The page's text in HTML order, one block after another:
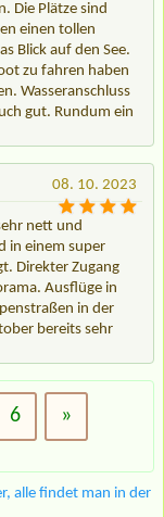
Die Plätze sind
einen tollen
Blick auf den See.
zu fahren haben
Wasseranschluss
gut. Rundum ein
08. 10. 2023
nett und
in einem super
Direkter Zugang
Ausflüge in
in der
bereits sehr
6 »
alle findet man in der